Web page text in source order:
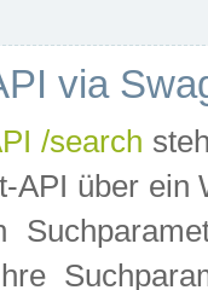
via
/search
API über